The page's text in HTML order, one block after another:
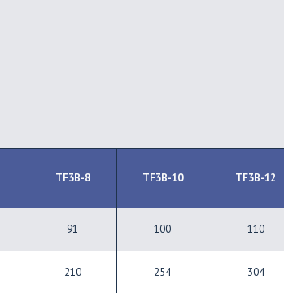
TF3B-8 TF3B-10 TF3B-12
91 100 110
210 254 304